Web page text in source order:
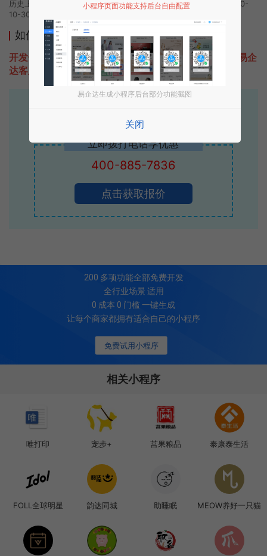
历史上的今时小程序由朋友星座团队开发，易企达小程序商店于2020-
10-30 23:26发布
如何开发类似朋友星座的小程序
开发一款类似朋友星座的小程序不难，只需要咨询本站易企
达客服即可为您定制开发，免费提供报价。
专业小程序、公众号H5 APP等软件开发
立即拨打电话享优惠
400-885-7836
点击获取报价
免费试用小程序
200 多项功能全部免费开发
全行业场景 适用
0 成本 0 门槛 一键生成
让每个商家都拥有适合自己的小程序
相关小程序
唯打印 宠步+ 莒果粮品 泰康泰生活
FOLL全球明星 韵达同城 助睡眠 MEOW养好一只猫
小程序页面功能支持后台自由配置
易企达生成小程序后台部分功能截图
关闭